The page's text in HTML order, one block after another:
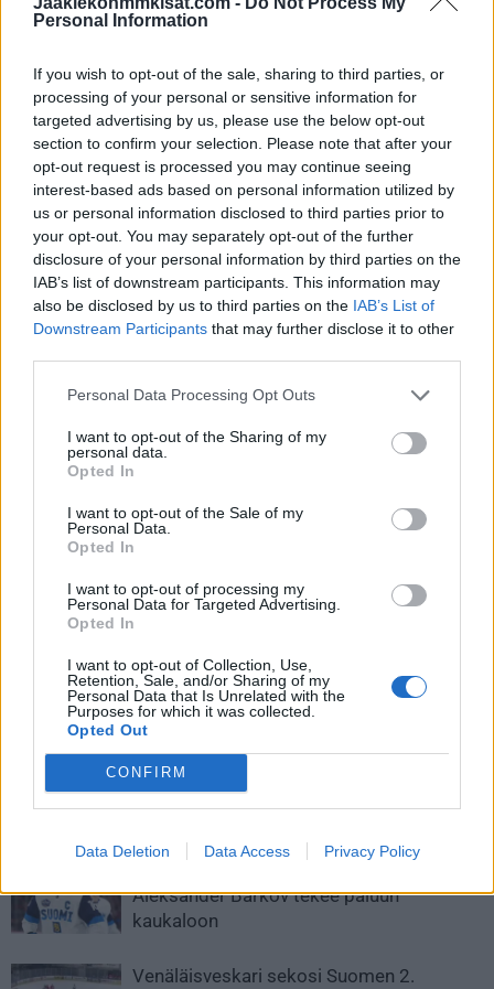
Personal Information
If you wish to opt-out of the sale, sharing to third parties, or
processing of your personal or sensitive information for
targeted advertising by us, please use the below opt-out
section to confirm your selection. Please note that after your
opt-out request is processed you may continue seeing
interest-based ads based on personal information utilized by
us or personal information disclosed to third parties prior to
your opt-out. You may separately opt-out of the further
disclosure of your personal information by third parties on the
IAB’s list of downstream participants. This information may
also be disclosed by us to third parties on the IAB’s List of
Downstream Participants that may further disclose it to other
Personal Data Processing Opt Outs
I want to opt-out of the Sharing of my
personal data.
Opted In
I want to opt-out of the Sale of my
Personal Data.
Opted In
I want to opt-out of processing my
Personal Data for Targeted Advertising.
Opted In
I want to opt-out of Collection, Use,
Retention, Sale, and/or Sharing of my
Personal Data that Is Unrelated with the
Purposes for which it was collected.
Opted Out
CONFIRM
Data Deletion Data Access Privacy Policy
Maksim Anton (Essen)
Daniel Assavolyuk (Red Bull Hockey Juniors/AUT)
Kevin Bicker (Frankfurt)
Linus Brandl (Straubing/Landshut)
Moritz Elias (Augsburg)
Luca Hauf (Seattle Thunderbirds/USA)
Eric Hördler (Berlin/Weißwasser)
Roman Kechter (Nürnberg)
Julian Lutz (Green Bay Gamblers/USA)
Lennard Nieleck (Iserlohn/Hamm)
Veit Oswald (München)
Ralf Rollinger (Ingolstadt/Ravensburg)
Julius Sumpf (Moncton Wildcats/CAN)
Edellinen artikkeli
Pelicans pilkkaa rajulla tavalla
Liigaa ja tuomareita – ”Herätys”
Seuraava artikkeli
Jaromir Jagr, 51, avasi kautensa
LIITTYVÄT ARTIKKELIT LISÄÄ TEKIJÄLTÄ
Aleksander Barkov tekee paluun
kaukaloon
Venäläisveskari sekosi Suomen 2.